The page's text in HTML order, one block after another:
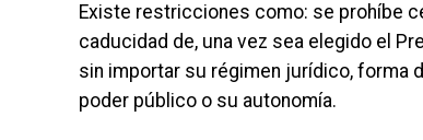
Existe restricciones como: se prohíbe
caducidad de, una vez sea elegido el
sin importar su régimen jurídico, forma
poder público o su autonomía.